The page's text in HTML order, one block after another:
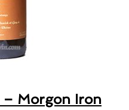
– Morgon Iron